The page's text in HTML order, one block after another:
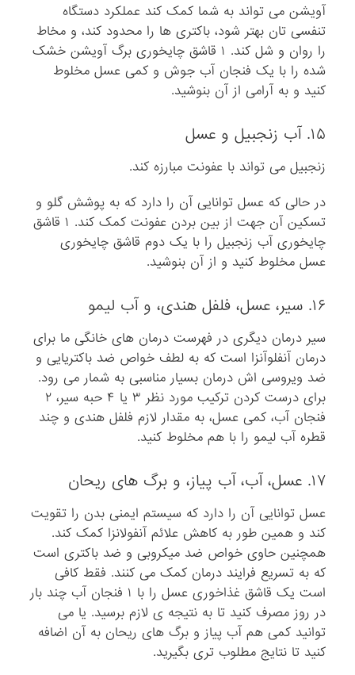
آویشن می تواند به شما کمک کند عملکرد دستگاه
تنفسی تان بهتر شود، باکتری ها را محدود کند، و مخاط
را روان و شل کند. ۱ قاشق چایخوری برگ آویشن خشک
شده را با یک فنجان آب جوش و کمی عسل مخلوط
کنید و به آرامی از آن بنوشید.
۱۵. آب زنجبیل و عسل
زنجبیل می تواند با عفونت مبارزه کند.
در حالی که عسل توانایی آن را دارد که به پوشش گلو و
تسکین آن جهت از بین بردن عفونت کمک کند. ۱ قاشق
چایخوری آب زنجبیل را با یک دوم قاشق چایخوری
عسل مخلوط کنید و از آن بنوشید.
۱۶. سیر، عسل، فلفل هندی، و آب لیمو
سیر درمان دیگری در فهرست درمان های خانگی ما برای
درمان آنفلوآنزا است که به لطف خواص ضد باکتریایی و
ضد ویروسی اش درمان بسیار مناسبی به شمار می رود.
برای درست کردن ترکیب مورد نظر ۳ یا ۴ حبه سیر، ۲
فنجان آب، کمی عسل، به مقدار لازم فلفل هندی و چند
قطره آب لیمو را با هم مخلوط کنید.
۱۷. عسل، آب، آب پیاز، و برگ های ریحان
عسل توانایی آن را دارد که سیستم ایمنی بدن را تقویت
کند و همین طور به کاهش علائم آنفولانزا کمک کند.
همچنین حاوی خواص ضد میکروبی و ضد باکتری است
که به تسریع فرایند درمان کمک می کنند. فقط کافی
است یک قاشق غذاخوری عسل را با ۱ فنجان آب چند بار
در روز مصرف کنید تا به نتیجه ی لازم برسید. یا می
توانید کمی هم آب پیاز و برگ های ریحان به آن اضافه
کنید تا نتایج مطلوب تری بگیرید.